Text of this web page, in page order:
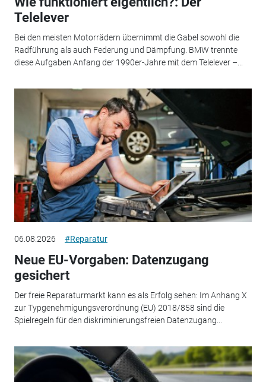
Telelever
Bei den meisten Motorrädern übernimmt die Gabel sowohl die
Radführung als auch Federung und Dämpfung. BMW trennte
diese Aufgaben Anfang der 1990er-Jahre mit dem Telelever –...
06.08.2026 #Reparatur
Neue EU-Vorgaben: Datenzugang
gesichert
Der freie Reparaturmarkt kann es als Erfolg sehen: Im Anhang X
zur Typgenehmigungsverordnung (EU) 2018/858 sind die
Spielregeln für den diskriminierungsfreien Datenzugang...